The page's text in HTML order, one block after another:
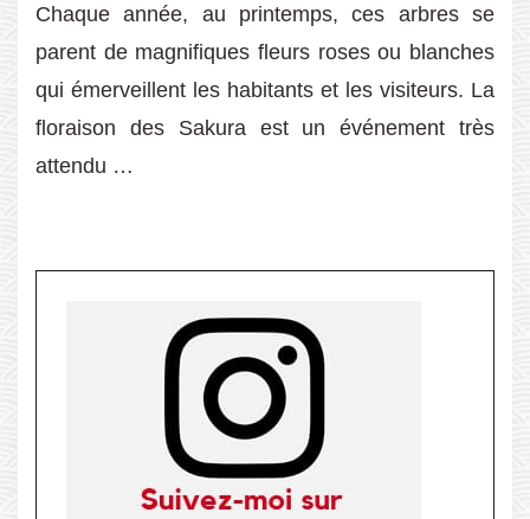
Chaque année, au printemps, ces arbres se
parent de magnifiques fleurs roses ou blanches
qui émerveillent les habitants et les visiteurs. La
floraison des Sakura est un événement très
attendu …